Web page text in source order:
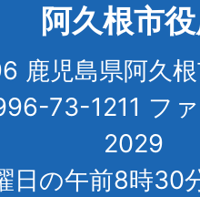
阿久根市
鹿児島県阿久
73-1211 フ
2029
日の午前8時30